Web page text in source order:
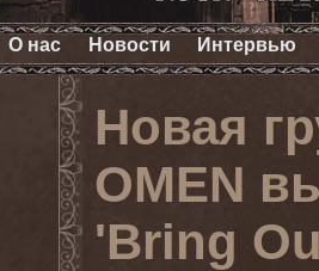
О нас Новости Интервью
Новая
OMEN
'Bring